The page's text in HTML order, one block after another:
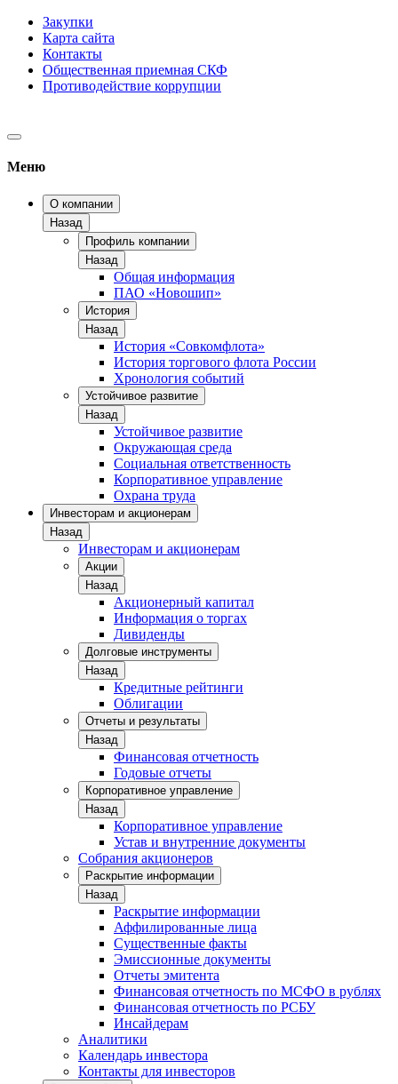
Закупки
Карта сайта
Контакты
Общественная приемная СКФ
Противодействие коррупции
Меню
О компании
Назад
Профиль компании
Назад
Общая информация
ПАО «Новошип»
История
Назад
История «Совкомфлота»
История торгового флота России
Хронология событий
Устойчивое развитие
Назад
Устойчивое развитие
Окружающая среда
Социальная ответственность
Корпоративное управление
Охрана труда
Инвесторам и акционерам
Назад
Инвесторам и акционерам
Акции
Назад
Акционерный капитал
Информация о торгах
Дивиденды
Долговые инструменты
Назад
Кредитные рейтинги
Облигации
Отчеты и результаты
Назад
Финансовая отчетность
Годовые отчеты
Корпоративное управление
Назад
Корпоративное управление
Устав и внутренние документы
Собрания акционеров
Раскрытие информации
Назад
Раскрытие информации
Аффилированные лица
Существенные факты
Эмиссионные документы
Отчеты эмитента
Финансовая отчетность по МСФО в рублях
Финансовая отчетность по РСБУ
Инсайдерам
Аналитики
Календарь инвестора
Контакты для инвесторов